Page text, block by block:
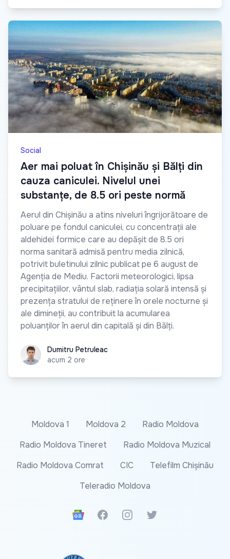
Social
Aer mai poluat în Chișinău și Bălți din
cauza caniculei. Nivelul unei
substanțe, de 8.5 ori peste normă
Aerul din Chișinău a atins niveluri îngrijorătoare de
poluare pe fondul caniculei, cu concentrații ale
aldehidei formice care au depășit de 8.5 ori
norma sanitară admisă pentru media zilnică,
potrivit buletinului zilnic publicat pe 6 august de
Agenția de Mediu. Factorii meteorologici, lipsa
precipitațiilor, vântul slab, radiația solară intensă și
prezența stratului de reținere în orele nocturne și
ale dimineții, au contribuit la acumularea
poluanților în aerul din capitală și din Bălți.
Dumitru Petruleac
Dumitru Petruleac
acum 2 ore
Moldova 1 Moldova 2
Radio Moldova
Radio Moldova Tineret
Radio Moldova Muzical
Radio Moldova Comrat
CIC
Telefilm Chișinău
Teleradio Moldova
Google News
FacebookInstagramTwitter